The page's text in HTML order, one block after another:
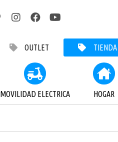
OUTLET TIENDA
MOVILIDAD ELECTRICA HOGAR